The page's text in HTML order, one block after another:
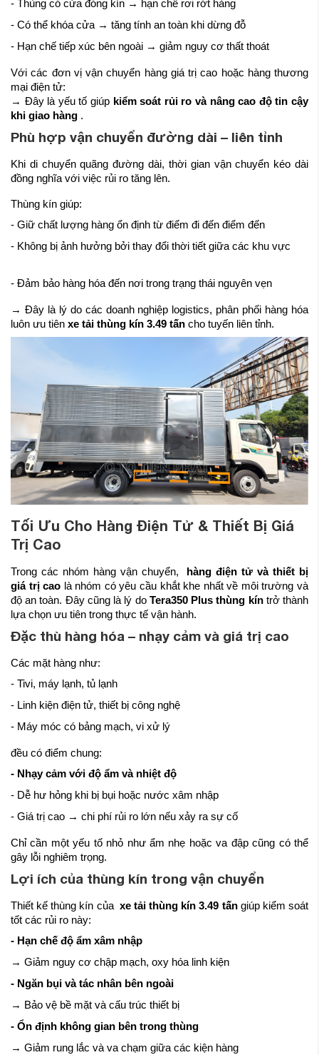
- Thùng có cửa đóng kín → hạn chế rơi rớt hàng
- Có thể khóa cửa → tăng tính an toàn khi dừng đỗ
- Hạn chế tiếp xúc bên ngoài → giảm nguy cơ thất thoát
Với các đơn vị vận chuyển hàng giá trị cao hoặc hàng thương
mại điện tử:
→ Đây là yếu tố giúp kiểm soát rủi ro và nâng cao độ tin cậy
khi giao hàng .
Phù hợp vận chuyển đường dài – liên tỉnh
Khi di chuyển quãng đường dài, thời gian vận chuyển kéo dài
đồng nghĩa với việc rủi ro tăng lên.
Thùng kín giúp:
- Giữ chất lượng hàng ổn định từ điểm đi đến điểm đến
- Không bị ảnh hưởng bởi thay đổi thời tiết giữa các khu vực
- Đảm bảo hàng hóa đến nơi trong trạng thái nguyên vẹn
→ Đây là lý do các doanh nghiệp logistics, phân phối hàng hóa
luôn ưu tiên xe tải thùng kín 3.49 tấn cho tuyến liên tỉnh.
Tối Ưu Cho Hàng Điện Tử & Thiết Bị Giá
Trị Cao
Trong các nhóm hàng vận chuyển,
hàng điện tử và thiết bị
giá trị cao là nhóm có yêu cầu khắt khe nhất về môi trường và
độ an toàn. Đây cũng là lý do Tera350 Plus thùng kín trở thành
lựa chọn ưu tiên trong thực tế vận hành.
Đặc thù hàng hóa – nhạy cảm và giá trị cao
Các mặt hàng như:
- Tivi, máy lạnh, tủ lạnh
- Linh kiện điện tử, thiết bị công nghệ
- Máy móc có bảng mạch, vi xử lý
đều có điểm chung:
- Nhạy cảm với độ ẩm và nhiệt độ
- Dễ hư hỏng khi bị bụi hoặc nước xâm nhập
- Giá trị cao → chi phí rủi ro lớn nếu xảy ra sự cố
Chỉ cần một yếu tố nhỏ như ẩm nhẹ hoặc va đập cũng có thể
gây lỗi nghiêm trọng.
Lợi ích của thùng kín trong vận chuyển
Thiết kế thùng kín của xe tải thùng kín 3.49 tấn giúp kiểm soát
tốt các rủi ro này:
- Hạn chế độ ẩm xâm nhập
→ Giảm nguy cơ chập mạch, oxy hóa linh kiện
- Ngăn bụi và tác nhân bên ngoài
→ Bảo vệ bề mặt và cấu trúc thiết bị
- Ổn định không gian bên trong thùng
→ Giảm rung lắc và va chạm giữa các kiện hàng